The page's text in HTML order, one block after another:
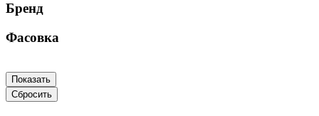
Бренд
Фасовка